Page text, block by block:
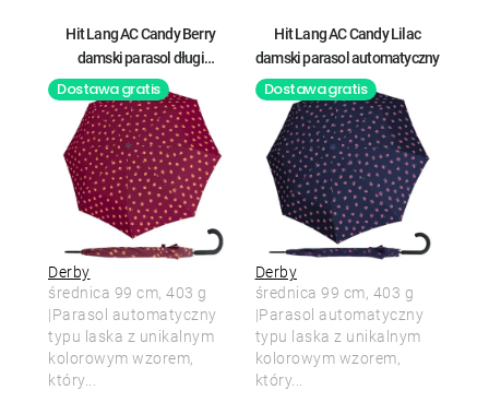
Hit Lang AC Candy Berry
damski parasol długi
automatyczny
Dostawa gratis
Derby
średnica 99 cm, 403 g
|Parasol automatyczny
typu laska z unikalnym
kolorowym wzorem,
który...
Hit Lang AC Candy Lilac
damski parasol automatyczny
Dostawa gratis
Derby
średnica 99 cm, 403 g
|Parasol automatyczny
typu laska z unikalnym
kolorowym wzorem,
który...